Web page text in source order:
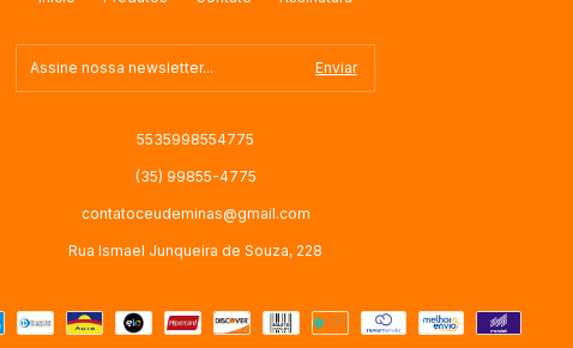
5535998554775
(35) 99855-4775
contatoceudeminas@gmail.com
Rua Ismael Junqueira de Souza, 228